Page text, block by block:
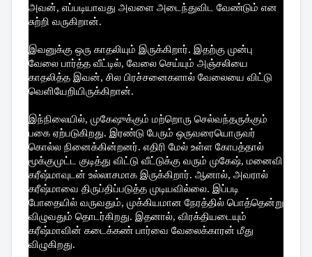
அவன், எப்படியாவது அவளை அடைந்துவிட வேண்டும் என
சுற்றி வருகிறான்.
இவனுக்கு ஒரு காதலியும் இருக்கிறார். இதற்கு முன்பு
வேலை பார்த்த வீட்டில், வேலை செய்யும் அஞ்சலியை
காதலித்த இவன், சில பிரச்சனைகளால் வேலையை விட்டு
வெளியேறியிருக்கிறான்.
இந்நிலையில், முகேஷுக்கும் மற்றொரு செல்வந்தருக்கும்
பகை ஏற்படுகிறது. இரண்டு பேரும் ஒருவரையொருவர்
கொல்ல நினைக்கின்றனர். எதிரி மேல் உள்ள கோபத்தால்
மூக்குமுட்ட குடித்து விட்டு வீட்டுக்கு வரும் முகேஷ், மனைவி
கரீஷ்மாவுடன் உல்லாசமாக இருக்கிறார். ஆனால், அவரால்
கரீஷ்மாவை திருப்திப்படுத்த முடியவில்லை. இப்படி
போதையில் வருவதும், முக்கியமான நேரத்தில் பொத்தென்று
விழுவதும் தொடர்கிறது. இதனால், விரக்தியடையும்
கரீஷ்மாவின் கடைக்கண் பார்வை வேலைக்காரன் மீது
விழுகிறது.